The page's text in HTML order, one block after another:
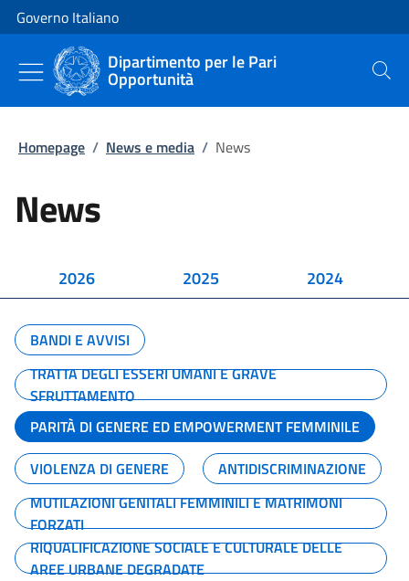
Vai al contenuto
Vai alla navigazione del sito
Governo Italiano
Dipartimento per le Pari
Opportunità Cerca
Homepage / News e media / News
News
2026 2025 2024
BANDI E AVVISI
TRATTA DEGLI ESSERI UMANI E GRAVE
SFRUTTAMENTO
PARITÀ DI GENERE ED EMPOWERMENT FEMMINILE
VIOLENZA DI GENERE
ANTIDISCRIMINAZIONE
MUTILAZIONI GENITALI FEMMINILI E MATRIMONI
FORZATI
RIQUALIFICAZIONE SOCIALE E CULTURALE DELLE
AREE URBANE DEGRADATE